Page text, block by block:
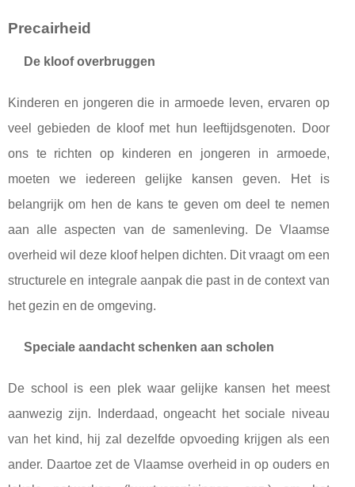
Precairheid
De kloof overbruggen
Kinderen en jongeren die in armoede leven, ervaren op
veel gebieden de kloof met hun leeftijdsgenoten. Door
ons te richten op kinderen en jongeren in armoede,
moeten we iedereen gelijke kansen geven. Het is
belangrijk om hen de kans te geven om deel te nemen
aan alle aspecten van de samenleving. De Vlaamse
overheid wil deze kloof helpen dichten. Dit vraagt ​​om een
​​structurele en integrale aanpak die past in de context van
het gezin en de omgeving.
Speciale aandacht schenken aan scholen
De school is een plek waar gelijke kansen het meest
aanwezig zijn. Inderdaad, ongeacht het sociale niveau
van het kind, hij zal dezelfde opvoeding krijgen als een
ander. Daartoe zet de Vlaamse overheid in op ouders en